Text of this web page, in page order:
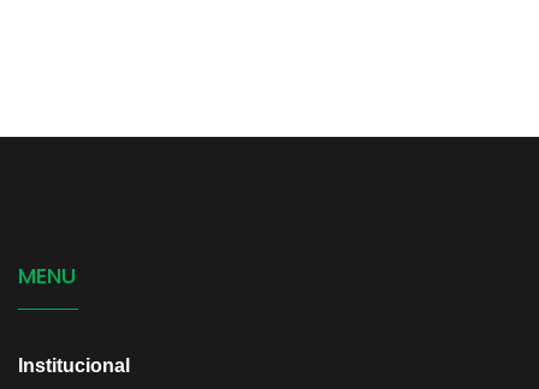
MENU
Institucional